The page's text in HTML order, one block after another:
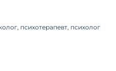
психотерапевт, психолог